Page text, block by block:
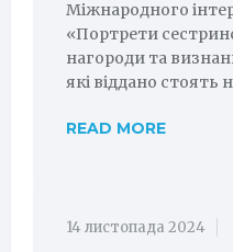
Міжнародного
«Портрети
нагороди та
які віддано стоять
READ MORE
14 листопада 2024